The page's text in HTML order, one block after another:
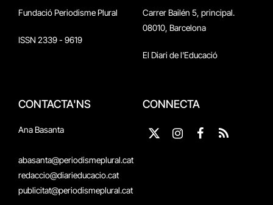
Fundació Periodisme Plural
ISSN 2339 - 9619
Carrer Bailén 5, principal.
08010, Barcelona
El Diari de l'Educació
CONTACTA'NS
Ana Basanta
abasanta@periodismeplural.cat
redaccio@diarieducacio.cat
publicitat@periodismeplural.cat
CONNECTA
X
Instagram
Facebook
RSS